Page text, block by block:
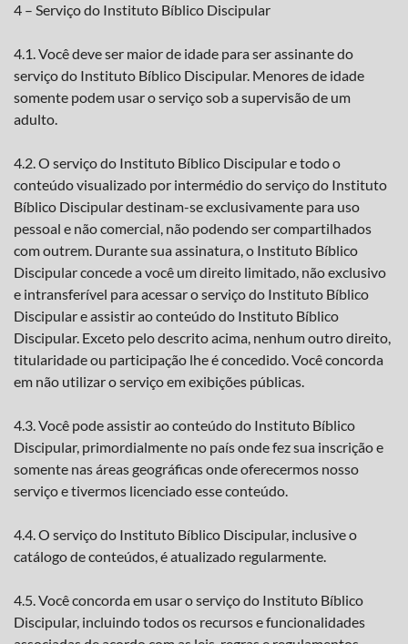
4 – Serviço do Instituto Bíblico Discipular
4.1. Você deve ser maior de idade para ser assinante do
serviço do Instituto Bíblico Discipular. Menores de idade
somente podem usar o serviço sob a supervisão de um
adulto.
4.2. O serviço do Instituto Bíblico Discipular e todo o
conteúdo visualizado por intermédio do serviço do Instituto
Bíblico Discipular destinam-se exclusivamente para uso
pessoal e não comercial, não podendo ser compartilhados
com outrem. Durante sua assinatura, o Instituto Bíblico
Discipular concede a você um direito limitado, não exclusivo
e intransferível para acessar o serviço do Instituto Bíblico
Discipular e assistir ao conteúdo do Instituto Bíblico
Discipular. Exceto pelo descrito acima, nenhum outro direito,
titularidade ou participação lhe é concedido. Você concorda
em não utilizar o serviço em exibições públicas.
4.3. Você pode assistir ao conteúdo do Instituto Bíblico
Discipular, primordialmente no país onde fez sua inscrição e
somente nas áreas geográficas onde oferecermos nosso
serviço e tivermos licenciado esse conteúdo.
4.4. O serviço do Instituto Bíblico Discipular, inclusive o
catálogo de conteúdos, é atualizado regularmente.
4.5. Você concorda em usar o serviço do Instituto Bíblico
Discipular, incluindo todos os recursos e funcionalidades